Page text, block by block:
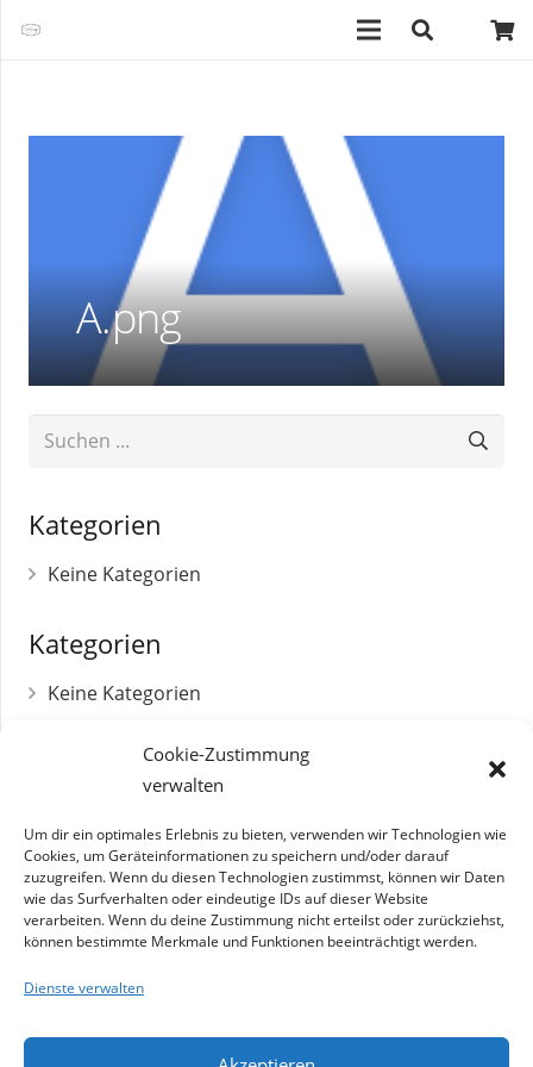
Cookie-Zustimmung
verwalten
Um dir ein optimales Erlebnis zu bieten, verwenden wir Technologien wie
Cookies, um Geräteinformationen zu speichern und/oder darauf
zuzugreifen. Wenn du diesen Technologien zustimmst, können wir Daten
wie das Surfverhalten oder eindeutige IDs auf dieser Website
verarbeiten. Wenn du deine Zustimmung nicht erteilst oder zurückziehst,
können bestimmte Merkmale und Funktionen beeinträchtigt werden.
Dienste verwalten
A.png
Kategorien
Keine Kategorien
Kategorien
Keine Kategorien
Umsatzsteuer-Identifikationsnummer
Betriebsnummer
03809100
119/271/01051